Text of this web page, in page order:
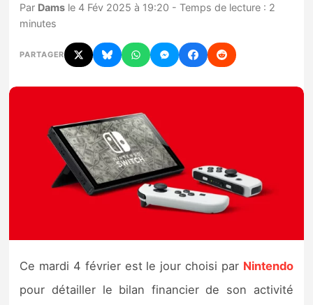
Hardware
Mises à jour
Chiffres de ventes
Rumeurs
Nintendo Direct
Tests et previews
Tests d’accessoires
Par Dams le 4 Fév 2025 à 19:20 - Temps de lecture : 2
minutes
PARTAGER
Ce mardi 4 février est le jour choisi par Nintendo
pour détailler le bilan financier de son activité